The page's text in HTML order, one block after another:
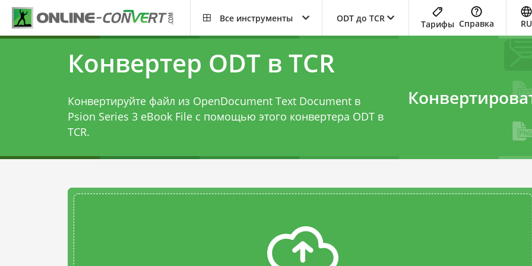
Все инструменты ODT до TCR
Тарифы Справка RU
Конвертер ODT в TCR
Конвертируйте файл из OpenDocument Text Document в
Psion Series 3 eBook File с помощью этого конвертера ODT в
TCR.